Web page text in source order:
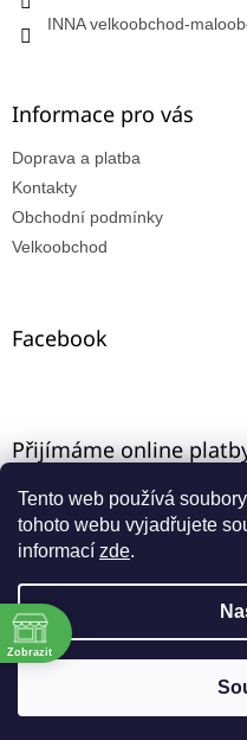
Tento web používá
tohoto webu vyjadřujete
informací zde.
Máte-li u nás VO
shopu a aktivujte
INNA velkoobchod-
Informace pro vás
Doprava a platba
Kontakty
Obchodní podmínky
Velkoobchod
Facebook
Přijímáme online
INNA-
Zobrazit